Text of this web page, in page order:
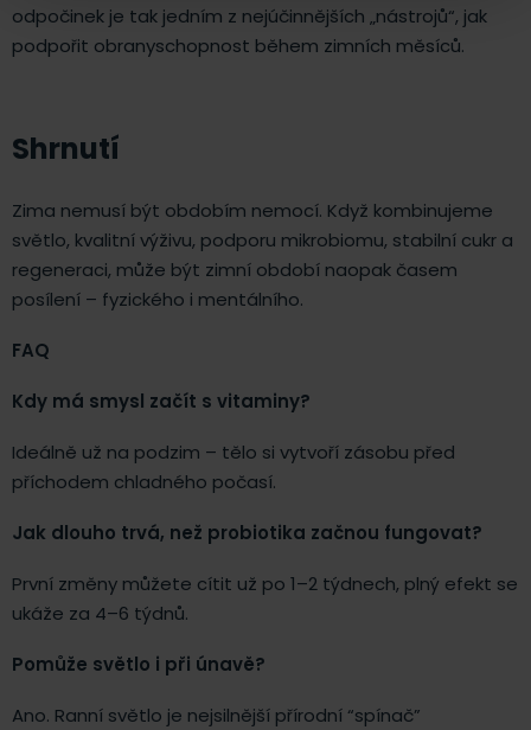
odpočinek je tak jedním z nejúčinnějších „nástrojů“, jak
podpořit obranyschopnost během zimních měsíců.
Shrnutí
Zima nemusí být obdobím nemocí. Když kombinujeme
světlo, kvalitní výživu, podporu mikrobiomu, stabilní cukr a
regeneraci, může být zimní období naopak časem
posílení – fyzického i mentálního.
FAQ
Kdy má smysl začít s vitaminy?
Ideálně už na podzim – tělo si vytvoří zásobu před
příchodem chladného počasí.
Jak dlouho trvá, než probiotika začnou fungovat?
První změny můžete cítit už po 1–2 týdnech, plný efekt se
ukáže za 4–6 týdnů.
Pomůže světlo i při únavě?
Ano. Ranní světlo je nejsilnější přírodní “spínač”